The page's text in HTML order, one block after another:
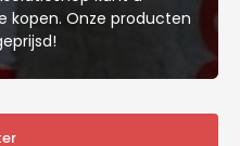
kopen. Onze producten